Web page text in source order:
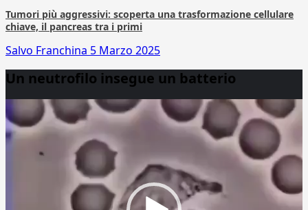
Tumori più aggressivi: scoperta una trasformazione cellulare
chiave, il pancreas tra i primi
Salvo Franchina 5 Marzo 2025
Un neutrofilo insegue un batterio
Player